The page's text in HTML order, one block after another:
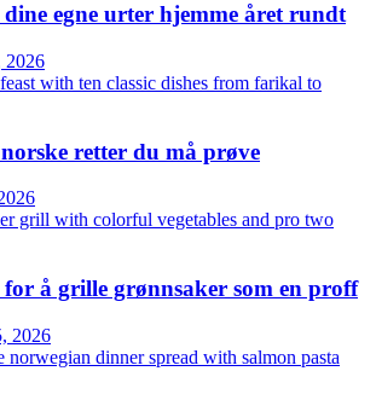
egne urter hjemme året rundt
2026
retter du må prøve
for å grille grønnsaker som en proff
2026